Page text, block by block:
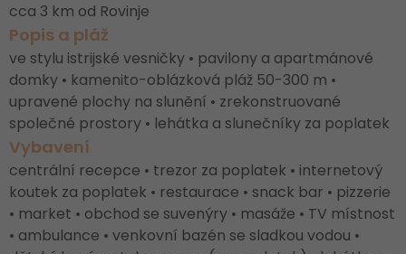
cca 3 km od Rovinje
Popis a pláž
ve stylu istrijské vesničky • pavilony a apartmánové
domky • kamenito-oblázková pláž 50-300 m •
upravené plochy na slunění • zrekonstruované
společné prostory • lehátka a slunečníky za poplatek
Vybavení
centrální recepce • trezor za poplatek • internetový
koutek za poplatek • restaurace • snack bar • pizzerie
• market • obchod se suvenýry • masáže • TV místnost
• ambulance • venkovní bazén se sladkou vodou •